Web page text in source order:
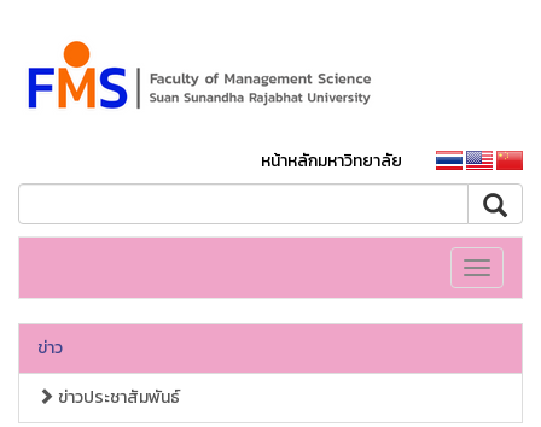
หน้าหลักมหาวิทยาลัย
Toggle
ข่าว
ข่าวประชาสัมพันธ์